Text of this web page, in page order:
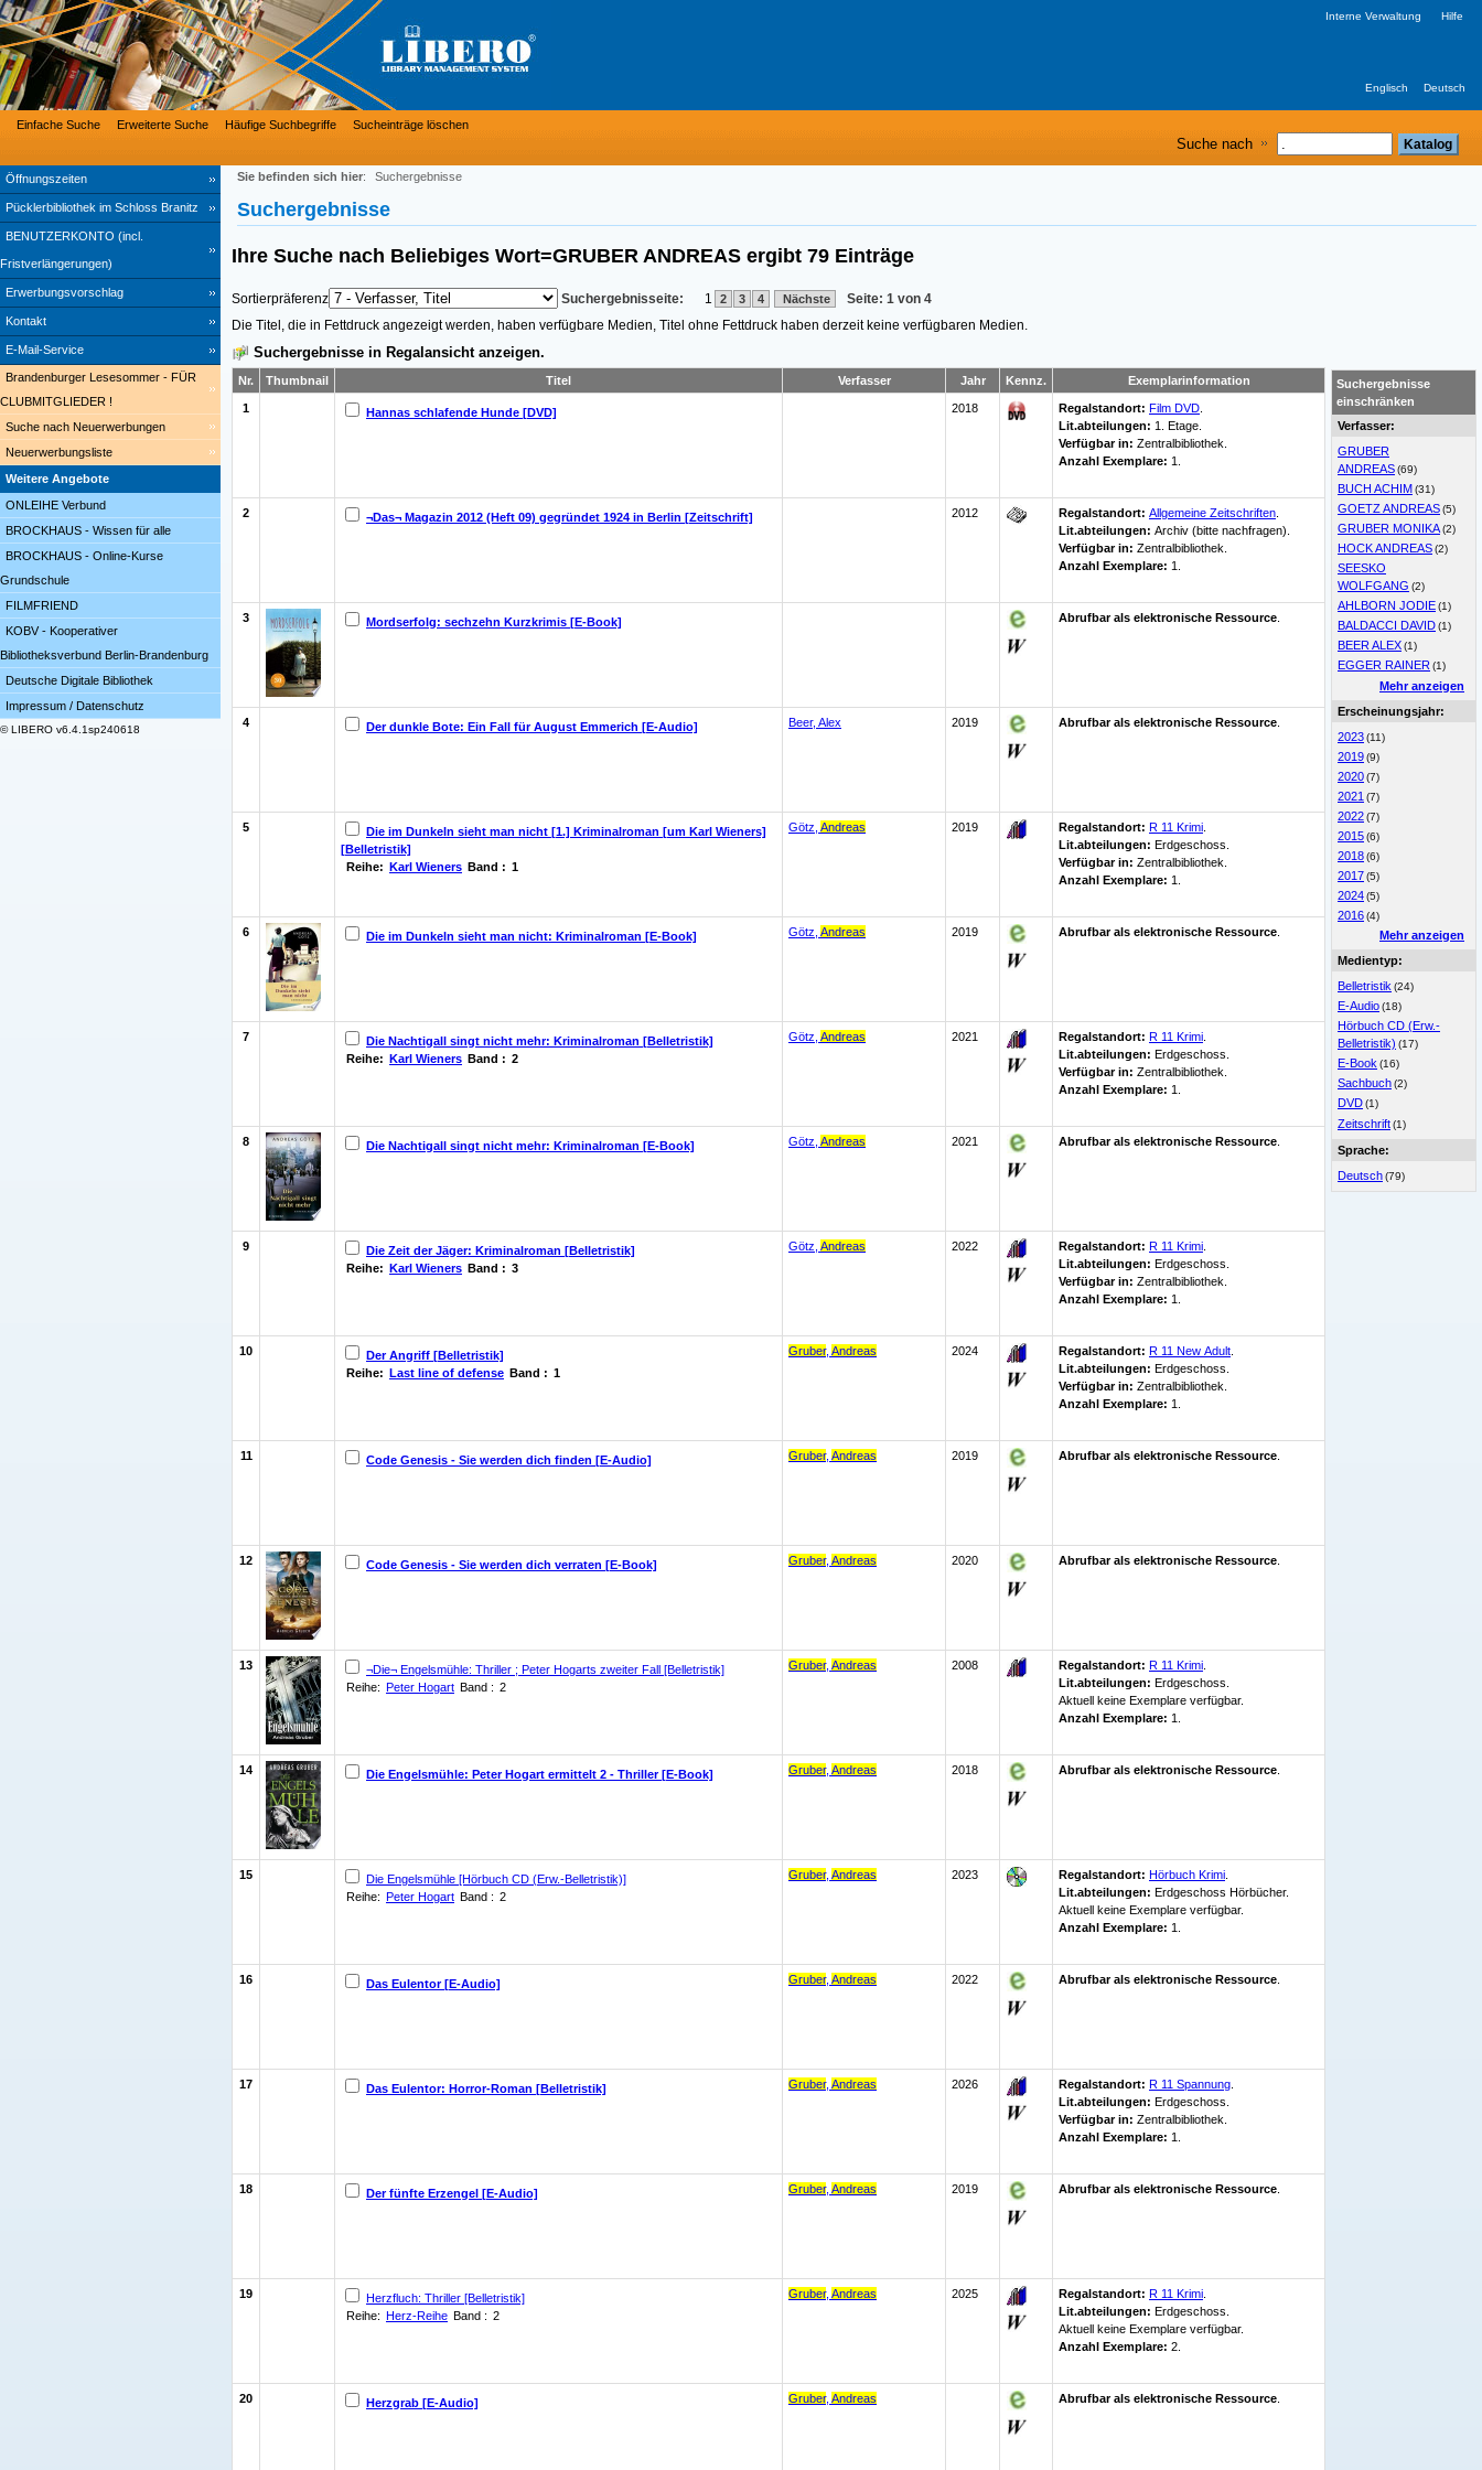
Öffnungszeiten
Pücklerbibliothek im Schloss Branitz
BENUTZERKONTO (incl.
Fristverlängerungen)
Erwerbungsvorschlag
Kontakt
E-Mail-Service
Einfache Suche Erweiterte Suche Häufige Suchbegriffe Sucheinträge löschen
Interne Verwaltung Hilfe
Englisch Deutsch
Brandenburger Lesesommer - FÜR
CLUBMITGLIEDER !
Suche nach Neuerwerbungen
Neuerwerbungsliste
Weitere Angebote
ONLEIHE Verbund
BROCKHAUS - Wissen für alle
BROCKHAUS - Online-Kurse
Grundschule
FILMFRIEND
KOBV - Kooperativer
Bibliotheksverbund Berlin-Brandenburg
Deutsche Digitale Bibliothek
Impressum / Datenschutz
© LIBERO v6.4.1sp240618
Sie befinden sich hier: Suchergebnisse
Suchergebnisse
Ihre Suche nach Beliebiges Wort=GRUBER ANDREAS ergibt 79 Einträge
Sortierpräferenz Suchergebnisseite: 1 2 3 4 Nächste
Seite: 1 von 4
Die Titel, die in Fettdruck angezeigt werden, haben verfügbare Medien, Titel ohne Fettdruck haben derzeit keine verfügbaren Medien.
Suchergebnisse
einschränken
Verfasser:
GRUBER
ANDREAS(69)
BUCH ACHIM(31)
GOETZ ANDREAS(5)
GRUBER MONIKA(2)
HOCK ANDREAS(2)
SEESKO
WOLFGANG (2)
AHLBORN JODIE(1)
BALDACCI DAVID(1)
BEER ALEX(1)
EGGER RAINER(1)
Mehr anzeigen
Erscheinungsjahr:
2023(11)
2019(9)
2020(7)
2021 (7)
2022(7)
2015(6)
2018(6)
2017(5)
2024(5)
2016(4)
Mehr anzeigen
Medientyp:
Belletristik (24)
E-Audio(18)
Hörbuch CD (Erw.-
Belletristik) (17)
E-Book (16)
Sachbuch(2)
DVD(1)
Zeitschrift(1)
Sprache:
Deutsch(79)
Suchergebnisse in Regalansicht anzeigen.
Nr. Thumbnail Titel Verfasser Jahr Kennz. Exemplarinformation
1 Hannas schlafende Hunde [DVD] 2018 Regalstandort: Film DVD
Lit.abteilungen: 1. Etage.
Verfügbar in: Zentralbibliothek
Anzahl Exemplare: 1.
2 ¬Das¬ Magazin 2012 (Heft 09) gegründet 1924 in Berlin [Zeitschrift] 2012 Regalstandort: Allgemeine Zeitschriften
Lit.abteilungen: Archiv (bitte nachfragen).
Verfügbar in: Zentralbibliothek
Anzahl Exemplare: 1.
3 Mordserfolg: sechzehn Kurzkrimis [E-Book] Abrufbar als elektronische Ressource
4 Der dunkle Bote: Ein Fall für August Emmerich [E-Audio] Beer, Alex 2019 Abrufbar als elektronische Ressource
5
Die im Dunkeln sieht man nicht [1.] Kriminalroman [um Karl Wieners]
[Belletristik]
Reihe: Karl Wieners Band : 1
Götz, Andreas 2019 Regalstandort: R 11 Krimi
Lit.abteilungen: Erdgeschoss.
Verfügbar in: Zentralbibliothek
Anzahl Exemplare: 1.
6 Die im Dunkeln sieht man nicht: Kriminalroman [E-Book] Götz, Andreas 2019 Abrufbar als elektronische Ressource
7
Die Nachtigall singt nicht mehr: Kriminalroman [Belletristik]
Reihe: Karl Wieners Band : 2
Götz, Andreas 2021 Regalstandort: R 11 Krimi
Lit.abteilungen: Erdgeschoss.
Verfügbar in: Zentralbibliothek
Anzahl Exemplare: 1.
8 Die Nachtigall singt nicht mehr: Kriminalroman [E-Book] Götz, Andreas 2021 Abrufbar als elektronische Ressource
9
Die Zeit der Jäger: Kriminalroman [Belletristik]
Reihe: Karl Wieners Band : 3
Götz, Andreas 2022 Regalstandort: R 11 Krimi
Lit.abteilungen: Erdgeschoss.
Verfügbar in: Zentralbibliothek
Anzahl Exemplare: 1.
10
Der Angriff [Belletristik]
Reihe: Last line of defense Band : 1
Gruber, Andreas 2024 Regalstandort: R 11 New Adult
Lit.abteilungen: Erdgeschoss.
Verfügbar in: Zentralbibliothek
Anzahl Exemplare: 1.
11 Code Genesis - Sie werden dich finden [E-Audio] Gruber, Andreas 2019 Abrufbar als elektronische Ressource
12 Code Genesis - Sie werden dich verraten [E-Book] Gruber, Andreas 2020 Abrufbar als elektronische Ressource
13
¬Die¬ Engelsmühle: Thriller ; Peter Hogarts zweiter Fall [Belletristik]
Reihe: Peter Hogart Band : 2
Gruber, Andreas 2008 Regalstandort: R 11 Krimi
Lit.abteilungen: Erdgeschoss.
Aktuell keine Exemplare verfügbar.
Anzahl Exemplare: 1.
14 Die Engelsmühle: Peter Hogart ermittelt 2 - Thriller [E-Book] Gruber, Andreas 2018 Abrufbar als elektronische Ressource
15
Die Engelsmühle [Hörbuch CD (Erw.-Belletristik)]
Reihe: Peter Hogart Band : 2
Gruber, Andreas 2023 Regalstandort: Hörbuch Krimi
Lit.abteilungen: Erdgeschoss Hörbücher.
Aktuell keine Exemplare verfügbar.
Anzahl Exemplare: 1.
16 Das Eulentor [E-Audio] Gruber, Andreas 2022 Abrufbar als elektronische Ressource
17 Das Eulentor: Horror-Roman [Belletristik] Gruber, Andreas 2026 Regalstandort: R 11 Spannung
Lit.abteilungen: Erdgeschoss.
Verfügbar in: Zentralbibliothek
Anzahl Exemplare: 1.
18 Der fünfte Erzengel [E-Audio] Gruber, Andreas 2019 Abrufbar als elektronische Ressource
19
Herzfluch: Thriller [Belletristik]
Reihe: Herz-Reihe Band : 2
Gruber, Andreas 2025 Regalstandort: R 11 Krimi
Lit.abteilungen: Erdgeschoss.
Aktuell keine Exemplare verfügbar.
Anzahl Exemplare: 2.
20 Herzgrab [E-Audio] Gruber, Andreas Abrufbar als elektronische Ressource
Suche nach